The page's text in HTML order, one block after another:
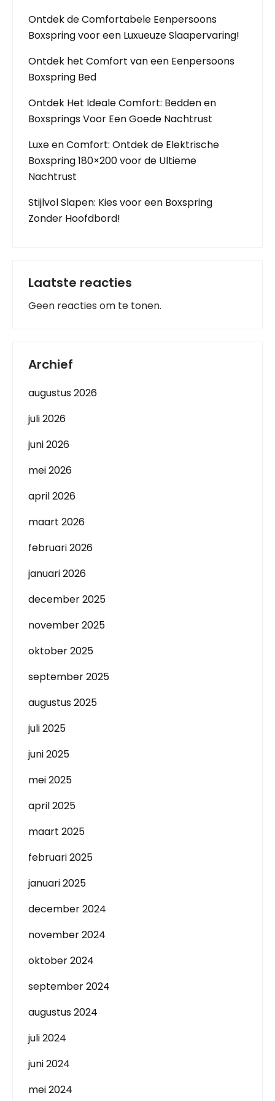
Ontdek de Comfortabele Eenpersoons
Boxspring voor een Luxueuze Slaapervaring!
Ontdek het Comfort van een Eenpersoons
Boxspring Bed
Ontdek Het Ideale Comfort: Bedden en
Boxsprings Voor Een Goede Nachtrust
Luxe en Comfort: Ontdek de Elektrische
Boxspring 180×200 voor de Ultieme
Nachtrust
Stijlvol Slapen: Kies voor een Boxspring
Zonder Hoofdbord!
Laatste reacties
Geen reacties om te tonen.
Archief
augustus 2026
juli 2026
juni 2026
mei 2026
april 2026
maart 2026
februari 2026
januari 2026
december 2025
november 2025
oktober 2025
september 2025
augustus 2025
juli 2025
juni 2025
mei 2025
april 2025
maart 2025
februari 2025
januari 2025
december 2024
november 2024
oktober 2024
september 2024
augustus 2024
juli 2024
juni 2024
mei 2024